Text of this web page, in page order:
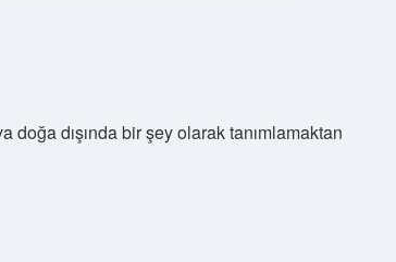
doğa dışında bir şey olarak tanımlamaktan